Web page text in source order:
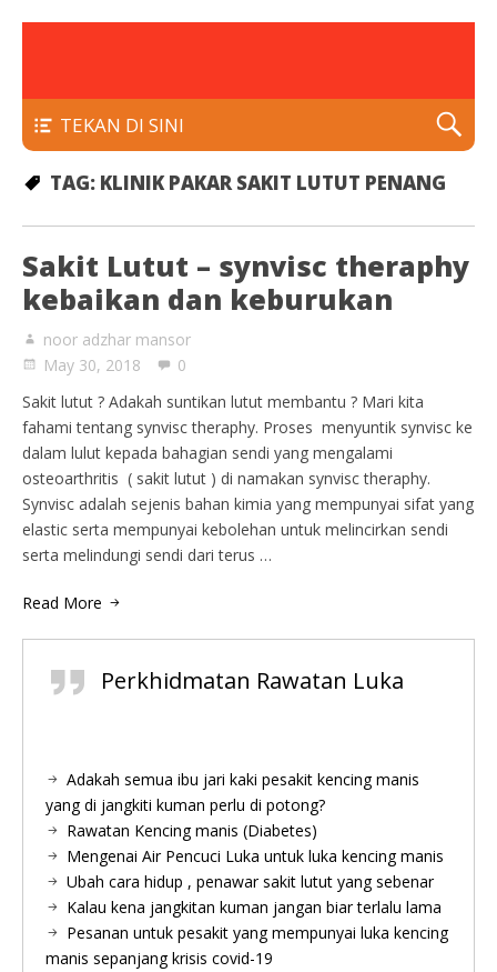
TEKAN DI SINI
TAG: KLINIK PAKAR SAKIT LUTUT PENANG
Sakit Lutut – synvisc theraphy
kebaikan dan keburukan
noor adzhar mansor
May 30, 2018
0
Sakit lutut ? Adakah suntikan lutut membantu ? Mari kita
fahami tentang synvisc theraphy. Proses menyuntik synvisc ke
dalam lulut kepada bahagian sendi yang mengalami
osteoarthritis ( sakit lutut ) di namakan synvisc theraphy.
Synvisc adalah sejenis bahan kimia yang mempunyai sifat yang
elastic serta mempunyai kebolehan untuk melincirkan sendi
serta melindungi sendi dari terus …
Read More
Perkhidmatan Rawatan Luka
Adakah semua ibu jari kaki pesakit kencing manis
yang di jangkiti kuman perlu di potong?
Rawatan Kencing manis (Diabetes)
Mengenai Air Pencuci Luka untuk luka kencing manis
Ubah cara hidup , penawar sakit lutut yang sebenar
Kalau kena jangkitan kuman jangan biar terlalu lama
Pesanan untuk pesakit yang mempunyai luka kencing
manis sepanjang krisis covid-19